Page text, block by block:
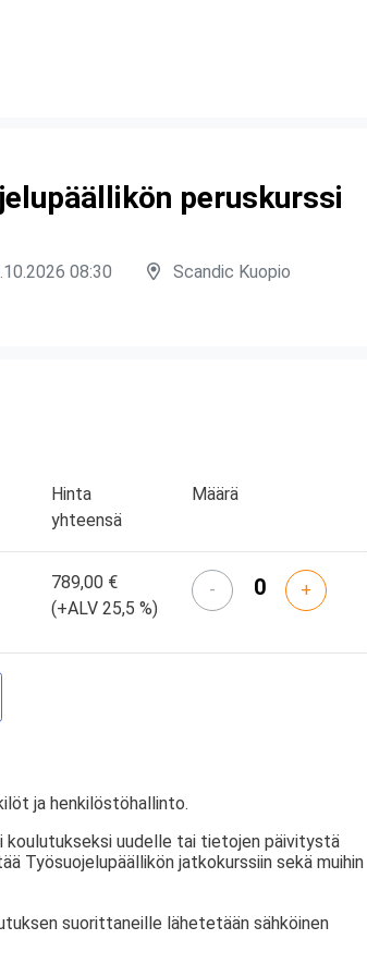
peruskurssi
08:30 Scandic Kuopio
Hinta
yhteensä
Määrä
789,00 €
(+ALV 25,5 %)
- +
ja henkilöstöhallinto.
koulutukseksi uudelle tai tietojen päivitystä
Työsuojelupäällikön jatkokurssiin sekä muihin
suorittaneille lähetetään sähköinen